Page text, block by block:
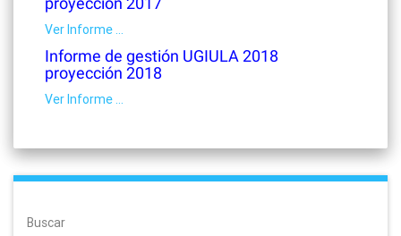
Ver Informe …
Informe de gestión UGIULA 2018
proyección 2018
Ver Informe …
Buscar